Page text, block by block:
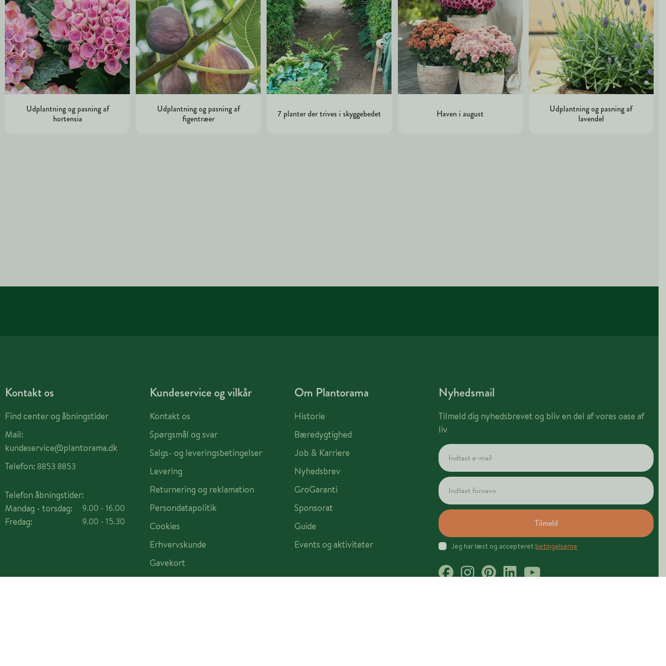
Udplantning og pasning af
hortensia
Udplantning og pasning af
figentræer
7 planter der trives i skyggebedet Haven i august
Udplantning og pasning af
lavendel
Kontakt os
Find center og åbningstider
Mail:
kundeservice@plantorama.dk
Telefon: 8853 8853
Telefon åbningstider:
Mandag - torsdag:
Fredag:
9.00 - 16.00
9.00 - 15.30
Kundeservice og vilkår
Kontakt os
Spørgsmål og svar
Salgs- og leveringsbetingelser
Levering
Returnering og reklamation
Persondatapolitik
Cookies
Erhvervskunde
Gavekort
Om Plantorama
Historie
Bæredygtighed
Job & Karriere
Nyhedsbrev
GroGaranti
Sponsorat
Guide
Events og aktiviteter
Nyhedsmail
Tilmeld dig nyhedsbrevet og bliv en del af vores oase af
liv
Tilmeld
Jeg har læst og accepteret betingelserne